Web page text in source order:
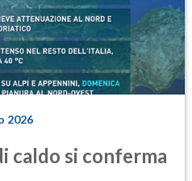
2026
caldo si conferma